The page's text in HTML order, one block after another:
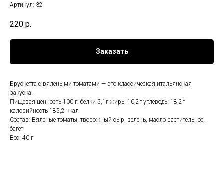
Артикул: 32
220 р.
Заказать
Брускетта с вялеными томатами — это классическая итальянская
закуска.
Пищевая ценность 100 г: белки 5,1г жиры 10,2г углеводы 18,2г
калорийность 185,2 ккал
Состав: Вяленые томаты, творожный сыр, зелень, масло растительное,
багет
Вес: 40 г